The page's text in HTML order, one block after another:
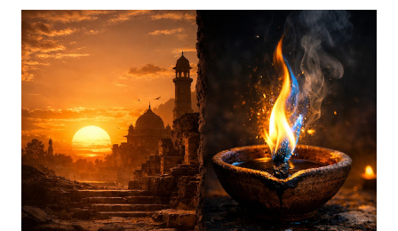
अपनी इच्छा से विद्रोह किया और इतिहास बदल दिया, ठीक वैसे ही जैसे हमने कुछ
औरतों की विद्रोही कहानियों में पढ़ा है। Exam Relevance (UPSC / NET
/ Academic) विषय: 1857 का स्वतंत्रता संग्राम (History) साहित्य: वीर रस
और राष्ट्रीय सांस्कृतिक काव्यधारा (Hindi Literature) महत्व: ...